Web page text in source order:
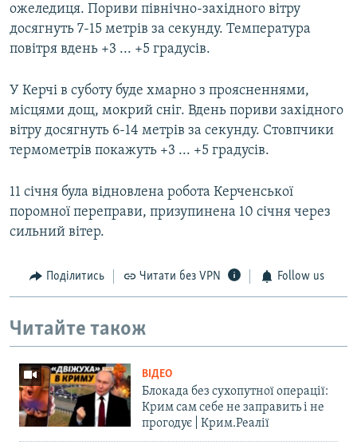
ожеледиця. Пориви північно-західного вітру
досягнуть 7-15 метрів за секунду. Температура
повітря вдень +3 ... +5 градусів.
У Керчі в суботу буде хмарно з проясненнями,
місцями дощ, мокрий сніг. Вдень пориви західного
вітру досягнуть 6-14 метрів за секунду. Стовпчики
термометрів покажуть +3 ... +5 градусів.
11 січня була відновлена робота Керченської
поромної переправи, призупинена 10 січня через
сильний вітер.
Поділитись Читати без VPN Follow us
Читайте також
ВІДЕО
Блокада без сухопутної операції:
Крим сам себе не заправить і не
прогодує | Крим.Реалії